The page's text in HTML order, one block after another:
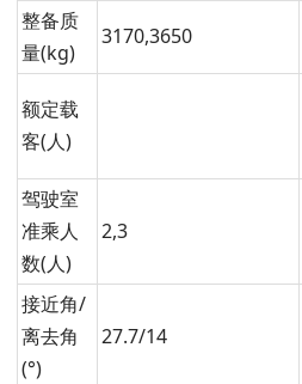
整备质
量(kg)
3170,3650
额定载
客(人)
驾驶室
准乘人
数(人)
2,3
接近角/
离去角
(°)
27.7/14